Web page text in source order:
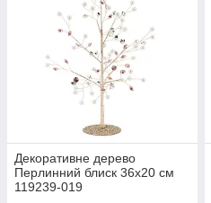
Декоративне дерево
Перлинний блиск 36х20 см
119239-019